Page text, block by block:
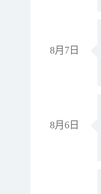
8月7日
8月6日